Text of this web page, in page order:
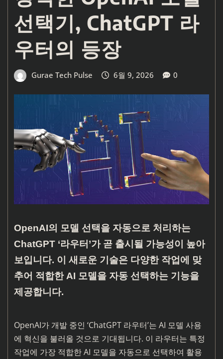
선택기, ChatGPT 라
우터의 등장
Gurae Tech Pulse 6월 9, 2026 0
OpenAI의 모델 선택을 자동으로 처리하는
ChatGPT ‘라우터’가 곧 출시될 가능성이 높아
보입니다. 이 새로운 기술은 다양한 작업에 맞
추어 적합한 AI 모델을 자동 선택하는 기능을
제공합니다.
OpenAI가 개발 중인 ‘ChatGPT 라우터’는 AI 모델 사용
에 혁신을 불러올 것으로 기대됩니다. 이 라우터는 특정
작업에 가장 적합한 AI 모델을 자동으로 선택하여 활용